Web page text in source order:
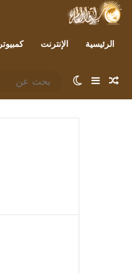
الرئيسية الإنترنت كمبيوتر
مقال عشوائي
إضافة عمود جانبي
الوضع المظلم